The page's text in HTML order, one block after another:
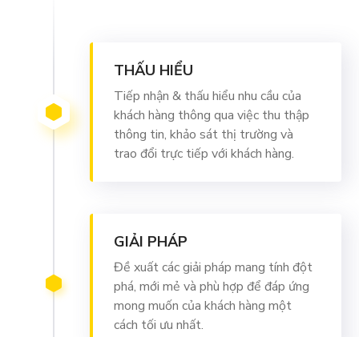
THẤU HIỂU
Tiếp nhận & thấu hiểu nhu cầu của
khách hàng thông qua việc thu thập
thông tin, khảo sát thị trường và
trao đổi trực tiếp với khách hàng.
GIẢI PHÁP
Đề xuất các giải pháp mang tính đột
phá, mới mẻ và phù hợp để đáp ứng
mong muốn của khách hàng một
cách tối ưu nhất.